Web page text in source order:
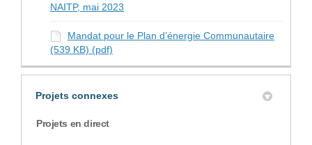
NAITP, mai 2023
Mandat pour le Plan d’énergie Communautaire
(539 KB) (pdf)
Projets connexes
Projets en direct